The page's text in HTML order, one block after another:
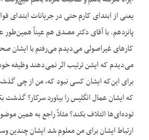
یعنی از ابتدای کارم حتی در جریانات ابتدای
پانزدهم. با آقای دکتر مصدق هم عیناً
کارهای غیراصولی می‌دیدم می‌رفتم با ایشان
می‌دیدم که ایشن ترتیب اثر نمی‌دهند وظیفه
برای این‌که ایشان کسی نبود که، من از چی
که ایشان عمال انگلیس را بیاورد سرکار؟ گذشت
توده‌ای‌ها ائتلاف بکند؟ مثلاً راجع به همین
ارتباط ایشان برای من معلوم شد ایشان چندین